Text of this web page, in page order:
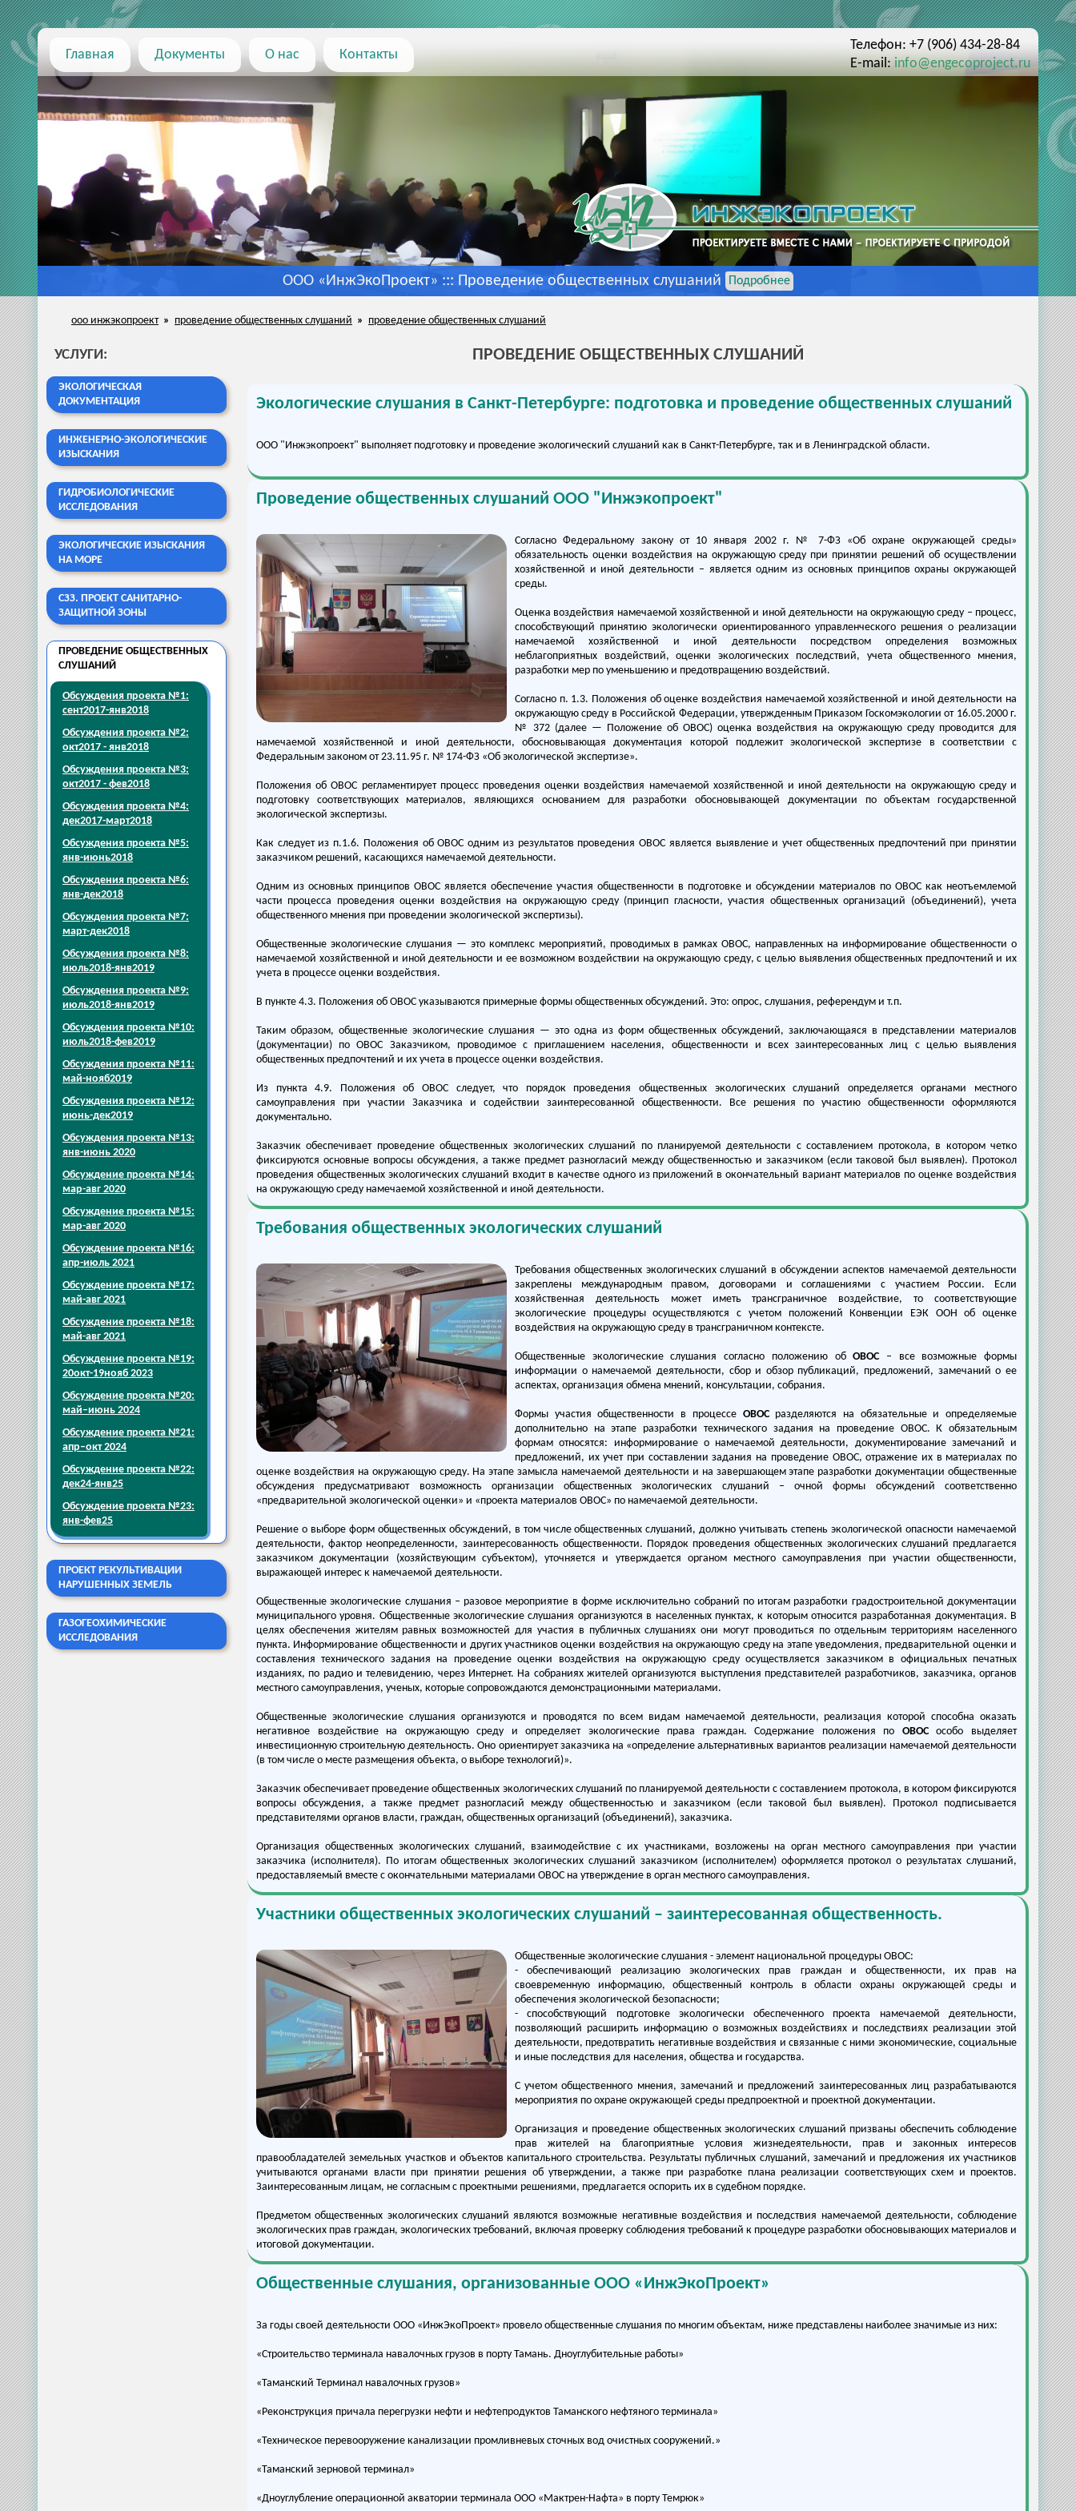
Главная Документы О нас Контакты
Телефон: +7 (906) 434-28-84
E-mail:info@engecoproject.ru
ООО «ИнжЭкоПроект» ::: Проведение общественных слушаний Подробнее
ооо инжэкопроект » проведение общественных слушаний » проведение общественных слушаний
УСЛУГИ:
ЭКОЛОГИЧЕСКАЯ
ДОКУМЕНТАЦИЯ
ИНЖЕНЕРНО-ЭКОЛОГИЧЕСКИЕ
ИЗЫСКАНИЯ
ГИДРОБИОЛОГИЧЕСКИЕ
ИССЛЕДОВАНИЯ
ЭКОЛОГИЧЕСКИЕ ИЗЫСКАНИЯ
НА МОРЕ
СЗЗ. ПРОЕКТ САНИТАРНО-
ЗАЩИТНОЙ ЗОНЫ
ПРОВЕДЕНИЕ ОБЩЕСТВЕННЫХ
СЛУШАНИЙ
Обсуждения проекта №1:
сент2017-янв2018
Обсуждения проекта №2:
окт2017 - янв2018
Обсуждения проекта №3:
окт2017 - фев2018
Обсуждения проекта №4:
дек2017-март2018
Обсуждения проекта №5:
янв-июнь2018
Обсуждения проекта №6:
янв-дек2018
Обсуждения проекта №7:
март-дек2018
Обсуждения проекта №8:
июль2018-янв2019
Обсуждения проекта №9:
июль2018-янв2019
Обсуждения проекта №10:
июль2018-фев2019
Обсуждения проекта №11:
май-нояб2019
Обсуждения проекта №12:
июнь-дек2019
Обсуждения проекта №13:
янв-июнь 2020
Обсуждение проекта №14:
мар-авг 2020
Обсуждение проекта №15:
мар-авг 2020
Обсуждение проекта №16:
апр-июль 2021
Обсуждение проекта №17:
май-авг 2021
Обсуждение проекта №18:
май-авг 2021
Обсуждение проекта №19:
20окт-19нояб 2023
Обсуждение проекта №20:
май–июнь 2024
Обсуждение проекта №21:
апр–окт 2024
Обсуждение проекта №22:
дек24-янв25
Обсуждение проекта №23:
янв-фев25
ПРОЕКТ РЕКУЛЬТИВАЦИИ
НАРУШЕННЫХ ЗЕМЕЛЬ
ГАЗОГЕОХИМИЧЕСКИЕ
ИССЛЕДОВАНИЯ
ПРОВЕДЕНИЕ ОБЩЕСТВЕННЫХ СЛУШАНИЙ
Экологические слушания в Санкт-Петербурге: подготовка и проведение общественных слушаний
ООО "Инжэкопроект" выполняет подготовку и проведение экологический слушаний как в Санкт-Петербурге, так и в Ленинградской области.
Проведение общественных слушаний ООО "Инжэкопроект"
Согласно Федеральному закону от 10 января 2002 г. № 7-ФЗ «Об охране окружающей среды»
обязательность оценки воздействия на окружающую среду при принятии решений об осуществлении
хозяйственной и иной деятельности – является одним из основных принципов охраны окружающей
среды.
Оценка воздействия намечаемой хозяйственной и иной деятельности на окружающую среду – процесс,
способствующий принятию экологически ориентированного управленческого решения о реализации
намечаемой хозяйственной и иной деятельности посредством определения возможных
неблагоприятных воздействий, оценки экологических последствий, учета общественного мнения,
разработки мер по уменьшению и предотвращению воздействий.
Согласно п. 1.3. Положения об оценке воздействия намечаемой хозяйственной и иной деятельности на
окружающую среду в Российской Федерации, утвержденным Приказом Госкомэкологии от 16.05.2000 г.
№ 372 (далее — Положение об ОВОС) оценка воздействия на окружающую среду проводится для
намечаемой хозяйственной и иной деятельности, обосновывающая документация которой подлежит экологической экспертизе в соответствии с
Федеральным законом от 23.11.95 г. № 174-ФЗ «Об экологической экспертизе».
Положения об ОВОС регламентирует процесс проведения оценки воздействия намечаемой хозяйственной и иной деятельности на окружающую среду и
подготовку соответствующих материалов, являющихся основанием для разработки обосновывающей документации по объектам государственной
экологической экспертизы.
Как следует из п.1.6. Положения об ОВОС одним из результатов проведения ОВОС является выявление и учет общественных предпочтений при принятии
заказчиком решений, касающихся намечаемой деятельности.
Одним из основных принципов ОВОС является обеспечение участия общественности в подготовке и обсуждении материалов по ОВОС как неотъемлемой
части процесса проведения оценки воздействия на окружающую среду (принцип гласности, участия общественных организаций (объединений), учета
общественного мнения при проведении экологической экспертизы).
Общественные экологические слушания — это комплекс мероприятий, проводимых в рамках ОВОС, направленных на информирование общественности о
намечаемой хозяйственной и иной деятельности и ее возможном воздействии на окружающую среду, с целью выявления общественных предпочтений и их
учета в процессе оценки воздействия.
В пункте 4.3. Положения об ОВОС указываются примерные формы общественных обсуждений. Это: опрос, слушания, референдум и т.п.
Таким образом, общественные экологические слушания — это одна из форм общественных обсуждений, заключающаяся в представлении материалов
(документации) по ОВОС Заказчиком, проводимое с приглашением населения, общественности и всех заинтересованных лиц с целью выявления
общественных предпочтений и их учета в процессе оценки воздействия.
Из пункта 4.9. Положения об ОВОС следует, что порядок проведения общественных экологических слушаний определяется органами местного
самоуправления при участии Заказчика и содействии заинтересованной общественности. Все решения по участию общественности оформляются
документально.
Заказчик обеспечивает проведение общественных экологических слушаний по планируемой деятельности с составлением протокола, в котором четко
фиксируются основные вопросы обсуждения, а также предмет разногласий между общественностью и заказчиком (если таковой был выявлен). Протокол
проведения общественных экологических слушаний входит в качестве одного из приложений в окончательный вариант материалов по оценке воздействия
на окружающую среду намечаемой хозяйственной и иной деятельности.
Требования общественных экологических слушаний
Требования общественных экологических слушаний в обсуждении аспектов намечаемой деятельности
закреплены международным правом, договорами и соглашениями с участием России. Если
хозяйственная деятельность может иметь трансграничное воздействие, то соответствующие
экологические процедуры осуществляются с учетом положений Конвенции ЕЭК ООН об оценке
воздействия на окружающую среду в трансграничном контексте.
Общественные экологические слушания согласно положению обОВОС – все возможные формы
информации о намечаемой деятельности, сбор и обзор публикаций, предложений, замечаний о ее
аспектах, организация обмена мнений, консультации, собрания.
Формы участия общественности в процессе ОВОСразделяются на обязательные и определяемые
дополнительно на этапе разработки технического задания на проведение ОВОС. К обязательным
формам относятся: информирование о намечаемой деятельности, документирование замечаний и
предложений, их учет при составлении задания на проведение ОВОС, отражение их в материалах по
оценке воздействия на окружающую среду. На этапе замысла намечаемой деятельности и на завершающем этапе разработки документации общественные
обсуждения предусматривают возможность организации общественных экологических слушаний – очной формы обсуждений соответственно
«предварительной экологической оценки» и «проекта материалов ОВОС» по намечаемой деятельности.
Решение о выборе форм общественных обсуждений, в том числе общественных слушаний, должно учитывать степень экологической опасности намечаемой
деятельности, фактор неопределенности, заинтересованность общественности. Порядок проведения общественных экологических слушаний предлагается
заказчиком документации (хозяйствующим субъектом), уточняется и утверждается органом местного самоуправления при участии общественности,
выражающей интерес к намечаемой деятельности.
Общественные экологические слушания – разовое мероприятие в форме исключительно собраний по итогам разработки градостроительной документации
муниципального уровня. Общественные экологические слушания организуются в населенных пунктах, к которым относится разработанная документация. В
целях обеспечения жителям равных возможностей для участия в публичных слушаниях они могут проводиться по отдельным территориям населенного
пункта. Информирование общественности и других участников оценки воздействия на окружающую среду на этапе уведомления, предварительной оценки и
составления технического задания на проведение оценки воздействия на окружающую среду осуществляется заказчиком в официальных печатных
изданиях, по радио и телевидению, через Интернет. На собраниях жителей организуются выступления представителей разработчиков, заказчика, органов
местного самоуправления, ученых, которые сопровождаются демонстрационными материалами.
Общественные экологические слушания организуются и проводятся по всем видам намечаемой деятельности, реализация которой способна оказать
негативное воздействие на окружающую среду и определяет экологические права граждан. Содержание положения по ОВОСособо выделяет
инвестиционную строительную деятельность. Оно ориентирует заказчика на «определение альтернативных вариантов реализации намечаемой деятельности
(в том числе о месте размещения объекта, о выборе технологий)».
Заказчик обеспечивает проведение общественных экологических слушаний по планируемой деятельности с составлением протокола, в котором фиксируются
вопросы обсуждения, а также предмет разногласий между общественностью и заказчиком (если таковой был выявлен). Протокол подписывается
представителями органов власти, граждан, общественных организаций (объединений), заказчика.
Организация общественных экологических слушаний, взаимодействие с их участниками, возложены на орган местного самоуправления при участии
заказчика (исполнителя). По итогам общественных экологических слушаний заказчиком (исполнителем) оформляется протокол о результатах слушаний,
предоставляемый вместе с окончательными материалами ОВОС на утверждение в орган местного самоуправления.
Участники общественных экологических слушаний – заинтересованная общественность.
Общественные экологические слушания - элемент национальной процедуры ОВОС:
- обеспечивающий реализацию экологических прав граждан и общественности, их прав на
своевременную информацию, общественный контроль в области охраны окружающей среды и
обеспечения экологической безопасности;
- способствующий подготовке экологически обеспеченного проекта намечаемой деятельности,
позволяющий расширить информацию о возможных воздействиях и последствиях реализации этой
деятельности, предотвратить негативные воздействия и связанные с ними экономические, социальные
и иные последствия для населения, общества и государства.
С учетом общественного мнения, замечаний и предложений заинтересованных лиц разрабатываются
мероприятия по охране окружающей среды предпроектной и проектной документации.
Организация и проведение общественных экологических слушаний призваны обеспечить соблюдение
прав жителей на благоприятные условия жизнедеятельности, прав и законных интересов
правообладателей земельных участков и объектов капитального строительства. Результаты публичных слушаний, замечаний и предложения их участников
учитываются органами власти при принятии решения об утверждении, а также при разработке плана реализации соответствующих схем и проектов.
Заинтересованным лицам, не согласным с проектными решениями, предлагается оспорить их в судебном порядке.
Предметом общественных экологических слушаний являются возможные негативные воздействия и последствия намечаемой деятельности, соблюдение
экологических прав граждан, экологических требований, включая проверку соблюдения требований к процедуре разработки обосновывающих материалов и
итоговой документации.
Общественные слушания, организованные ООО «ИнжЭкоПроект»
За годы своей деятельности ООО «ИнжЭкоПроект» провело общественные слушания по многим объектам, ниже представлены наиболее значимые из них:
«Строительство терминала навалочных грузов в порту Тамань. Дноуглубительные работы»
«Таманский Терминал навалочных грузов»
«Реконструкция причала перегрузки нефти и нефтепродуктов Таманского нефтяного терминала»
«Техническое перевооружение канализации промливневых сточных вод очистных сооружений.»
«Таманский зерновой терминал»
«Дноуглубление операционной акватории терминала ООО «Мактрен-Нафта» в порту Темрюк»